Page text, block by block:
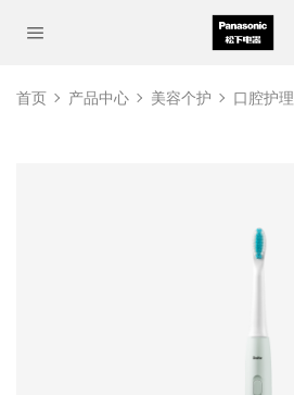
首页 产品中心 美容个护 口腔护理